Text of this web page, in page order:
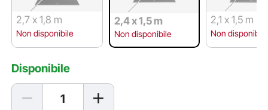
2,7 x 1,8 m
Non disponibile
2,4 x 1,5 m
Non disponibile
2,1 x 1,5 m
Non disponibile
Disponibile